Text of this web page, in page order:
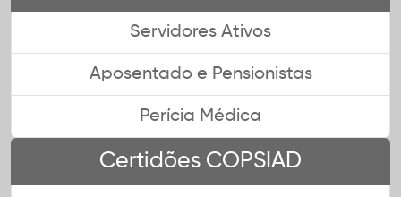
Servidores Ativos
Aposentado e Pensionistas
Perícia Médica
Certidões COPSIAD